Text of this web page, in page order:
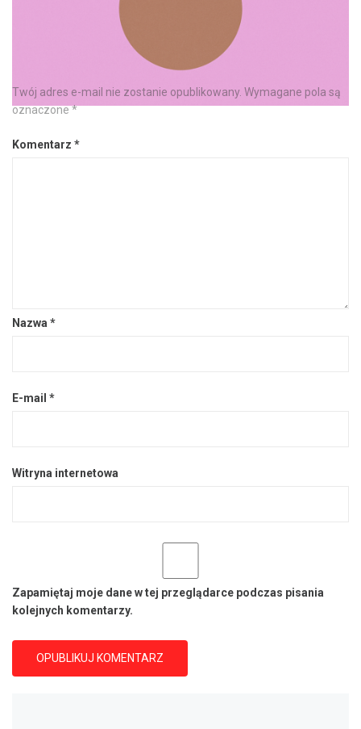
DODAJ KOMENTARZ
Twój adres e-mail nie zostanie opublikowany. Wymagane pola są
oznaczone*
Komentarz *
Nazwa *
E-mail *
Witryna internetowa
Zapamiętaj moje dane w tej przeglądarce podczas pisania
kolejnych komentarzy.